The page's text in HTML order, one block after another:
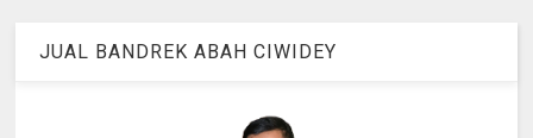
JUAL BANDREK ABAH CIWIDEY